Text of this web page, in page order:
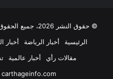
© حقوق النشر 2026، جميع الحقوق محفوظة |
الرئيسية
أخبار الرياضة أخبار
مقالات رأي
أخبار عالمية